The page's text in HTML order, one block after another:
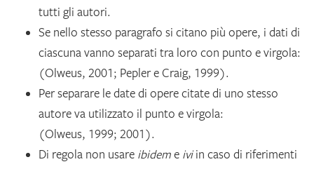
tutti gli autori.
Se nello stesso paragrafo si citano più opere, i dati di
ciascuna vanno separati tra loro con punto e virgola:
(Olweus, 2001; Pepler e Craig, 1999).
Per separare le date di opere citate di uno stesso
autore va utilizzato il punto e virgola:
(Olweus, 1999; 2001).
Di regola non usare ibideme iviin caso di riferimenti